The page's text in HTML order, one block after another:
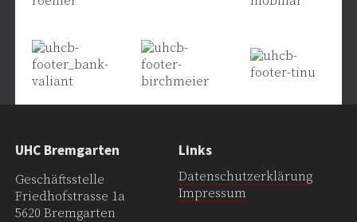
UHC Bremgarten
Geschäftsstelle
Friedhofstrasse 1a
5620 Bremgarten
Links
Datenschutzerklärung
Impressum